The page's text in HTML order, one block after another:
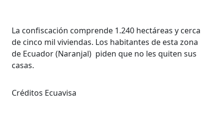
La confiscación comprende 1.240 hectáreas y cerca
de cinco mil viviendas. Los habitantes de esta zona
de Ecuador (Naranjal) piden que no les quiten sus
casas.
Créditos Ecuavisa